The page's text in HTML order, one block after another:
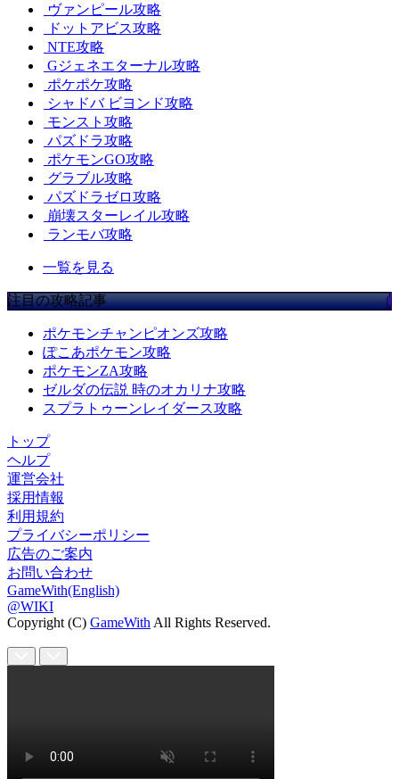
ヴァンピール攻略
ドットアビス攻略
NTE攻略
Gジェネエターナル攻略
ポケポケ攻略
シャドバ ビヨンド攻略
モンスト攻略
パズドラ攻略
ポケモンGO攻略
グラブル攻略
パズドラゼロ攻略
崩壊スターレイル攻略
ランモバ攻略
一覧を見る
注目の攻略記事
ポケモンチャンピオンズ攻略
ぽこあポケモン攻略
ポケモンZA攻略
ゼルダの伝説 時のオカリナ攻略
スプラトゥーンレイダース攻略
トップ
ヘルプ
運営会社
採用情報
利用規約
プライバシーポリシー
広告のご案内
お問い合わせ
GameWith(English)
@WIKI
Copyright (C) GameWith All Rights Reserved.